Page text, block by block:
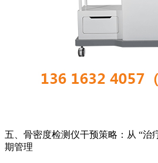
五、骨密度检测仪干预策略：从 “治
期管理